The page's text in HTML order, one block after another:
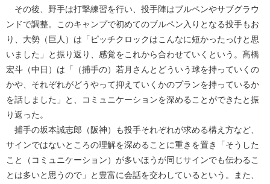
その後、野手は打撃練習を行い、投手陣はブルペンやサブグラウ
ンドで調整。このキャンプで初めてのブルペン入りとなる投手もお
り、大勢（巨人）は「ピッチクロックはこんなに短かったっけと思
いました」と振り返り、感覚をこれから合わせていくという。髙橋
宏斗（中日）は「（捕手の）若月さんとどういう球を持っていくの
かや、それぞれがどうやって抑えていくかのプランを持っているか
を話しました」と、コミュニケーションを深めることができたと振
り返った。
捕手の坂本誠志郎（阪神）も投手それぞれが求める構え方など、
サインではないところの理解を深めることに重きを置き「そうした
こと（コミュニケーション）が多いほうが同じサインでも伝わるこ
とは多いと思うので」と豊富に会話を交わしているという。また、